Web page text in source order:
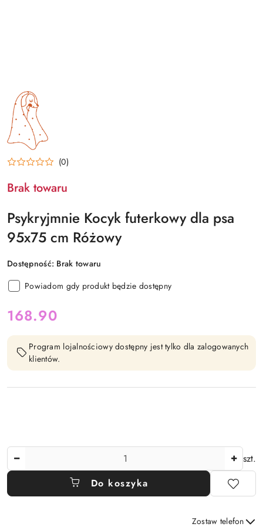
NAZWA
PRODUCENTA:
PSYKRYJ
MNIE
(0)
Brak towaru
Psykryjmnie Kocyk futerkowy dla psa
95x75 cm Różowy
Dostępność: Brak towaru
Powiadom gdy produkt będzie dostępny
cena:
168.90
Program lojalnościowy dostępny jest tylko dla zalogowanych
klientów.
szt.
Do koszyka
Zostaw telefon